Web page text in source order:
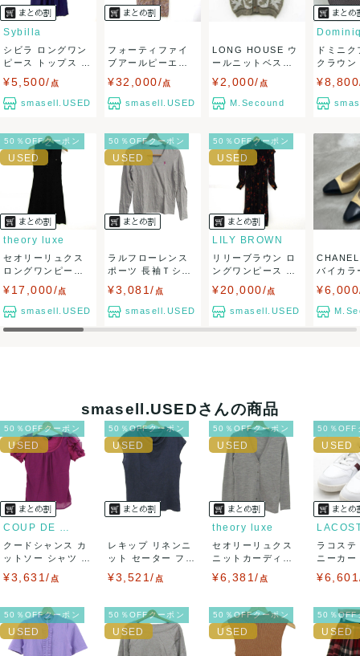
りますので、トラブルを避けるため、神経質な方や完璧な商
品を求められる方は御購入をお控えください。
また商品には細心の注意をはらっておりますが、何かござい
い致します。対応できることがあれば、誠意をもって対応致
します。
また並行輸入品もございますので、真贋方法などお答えでき
ない場合もございます。
万が一、購入後に偽造品等が発覚しましたら、返品・返金に
て対応致しますので、ご連絡お願い致します。
出荷
送料： ¥1,650 (見込み)
送料表を確認する
出荷目安：5営業日以内
出荷予定日：なるべく最短で発送致します。
兵庫県から出荷
Sybilla
シビラ ロングワン
ピース トップス 長
¥5,500/ 点
smasell.USED
フォーティファイ
ブアールピーエム
¥32,000/点
smasell.USED
LONG HOUSE ウ
ールニットベスト
¥2,000/ 点
M.Secound
ドミニ
クラウン
50％OFFクーポン
theory luxe
セオリーリュクス
ロングワンピース
トップス ノー...
¥17,000/点
smasell.USED
50％OFFクーポン
ラルフローレンス
ポーツ 長袖Ｔシャ
ツ トップス V...
¥3,081/ 点
smasell.USED
50％OFFクーポン
LILY BROWN
リリーブラウン ロ
ングワンピース ト
ップス 長袖 ...
¥20,000/点
smasell.USED
バイカラ
6C ...
smasell.USEDさんの商品
50％OFFクーポン
COUP DE CHANCE
クードシャンス カ
ットソー シャツ 半
¥3,631/ 点
50％OFFクーポン
レキップ リネンニ
ット セーター フレ
¥3,521/ 点
50％OFFクーポン
theory luxe
セオリーリュクス
ニットカーディガ
¥6,381/ 点
50％OFF
ラコステ
ニーカ
50％OFFクーポン 50％OFFクーポン 50％OFFクーポン 50％OFF